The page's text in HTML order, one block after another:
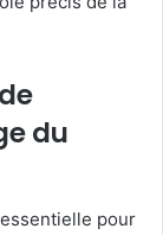
du
pour